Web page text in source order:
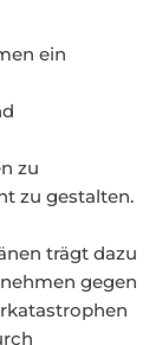
ein
zu
zu gestalten.
trägt dazu
gegen